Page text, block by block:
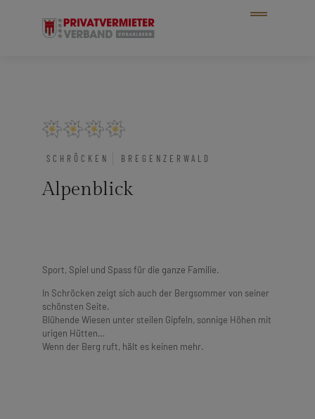
SCHRÖCKEN BREGENZERWALD
Alpenblick
Sport, Spiel und Spass für die ganze Familie.
In Schröcken zeigt sich auch der Bergsommer von seiner
schönsten Seite.
Blühende Wiesen unter steilen Gipfeln, sonnige Höhen mit
urigen Hütten…
Wenn der Berg ruft, hält es keinen mehr.